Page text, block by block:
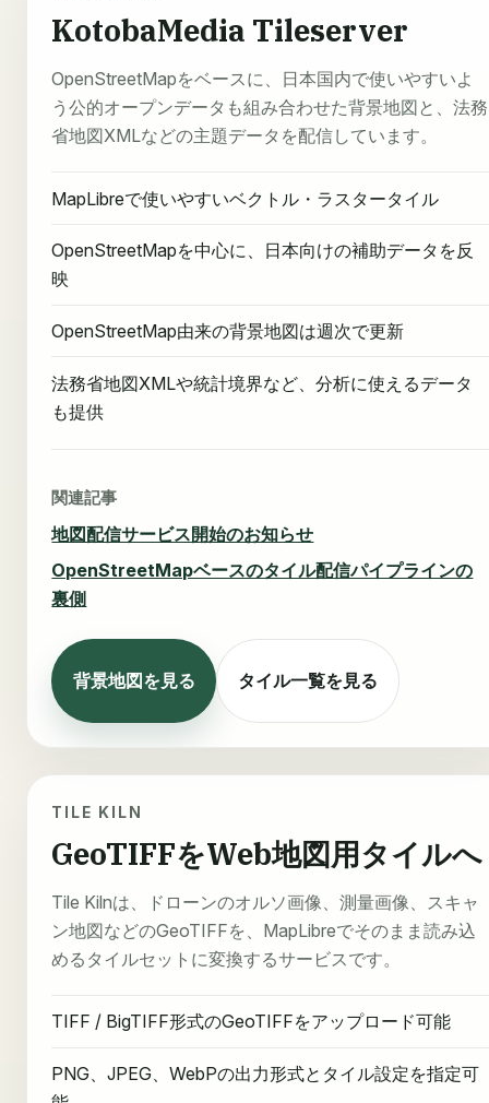
KotobaMedia Tileserver
OpenStreetMapをベースに、日本国内で使いやすいよ
う公的オープンデータも組み合わせた背景地図と、法務
省地図XMLなどの主題データを配信しています。
MapLibreで使いやすいベクトル・ラスタータイル
OpenStreetMapを中心に、日本向けの補助データを反
映
OpenStreetMap由来の背景地図は週次で更新
法務省地図XMLや統計境界など、分析に使えるデータ
も提供
関連記事
地図配信サービス開始のお知らせ
OpenStreetMapベースのタイル配信パイプラインの
裏側
背景地図を見る タイル一覧を見る
TILE KILN
GeoTIFFをWeb地図用タイルへ
Tile Kilnは、ドローンのオルソ画像、測量画像、スキャ
ン地図などのGeoTIFFを、MapLibreでそのまま読み込
めるタイルセットに変換するサービスです。
TIFF / BigTIFF形式のGeoTIFFをアップロード可能
PNG、JPEG、WebPの出力形式とタイル設定を指定可